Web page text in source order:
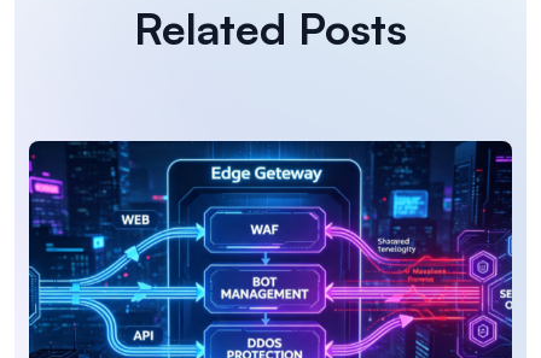
Related Posts